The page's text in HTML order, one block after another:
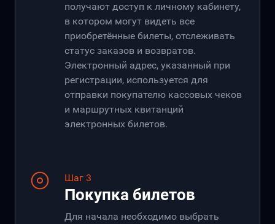
получают доступ к личному кабинету,
в котором могут видеть все
приобретённые билеты, отслеживать
статус заказов и возвратов.
Электронный адрес, указанный при
регистрации, используется для
отправки покупателю кассовых чеков
и маршрутных квитанций
электронных билетов.
Шаг 3
Покупка билетов
Для начала необходимо выбрать